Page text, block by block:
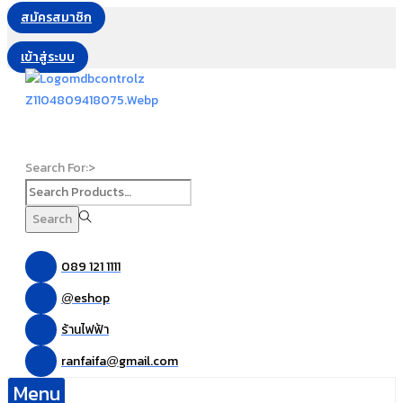
สมัครสมาชิก
เข้าสู่ระบบ
Search For:>
Search
089 121 1111
@eshop
ร้านไฟฟ้า
ranfaifa@gmail.com
Menu